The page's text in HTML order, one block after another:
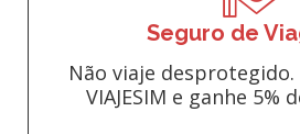
Seguro de
Não viaje
VIAJESIM e ganhe 5%